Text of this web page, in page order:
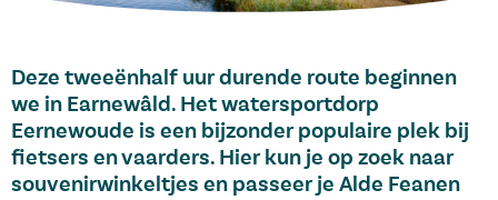
Deze tweeënhalf uur durende route beginnen
we in Earnewâld. Het watersportdorp
Eernewoude is een bijzonder populaire plek bij
fietsers en vaarders. Hier kun je op zoek naar
souvenirwinkeltjes en passeer je Alde Feanen